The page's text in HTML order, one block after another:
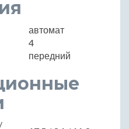
автомат
4
передний